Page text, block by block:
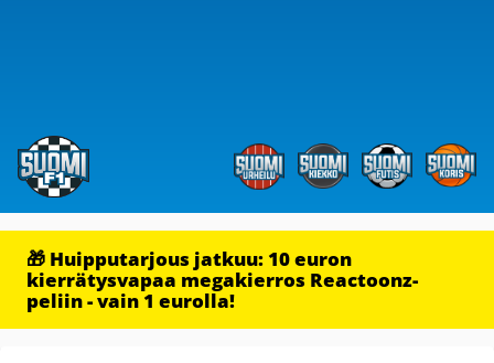
🎁 Huipputarjous jatkuu: 10 euron
kierrätysvapaa megakierros Reactoonz-
peliin - vain 1 eurolla!